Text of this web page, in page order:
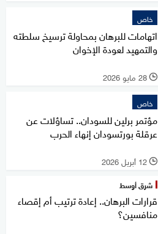
خاص
اتهامات للبرهان بمحاولة ترسيخ سلطته
والتمهيد لعودة الإخوان
l 28 مايو 2026
خاص
مؤتمر برلين للسودان.. تساؤلات عن
عرقلة بورتسودان إنهاء الحرب
l 12 أبريل 2026
شرق أوسط
قرارات البرهان.. إعادة ترتيب أم إقصاء
منافسين؟